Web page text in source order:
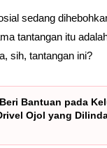
sedang
tantangan itu
sih, tantangan ini?
Bantuan pada
Ojol yang